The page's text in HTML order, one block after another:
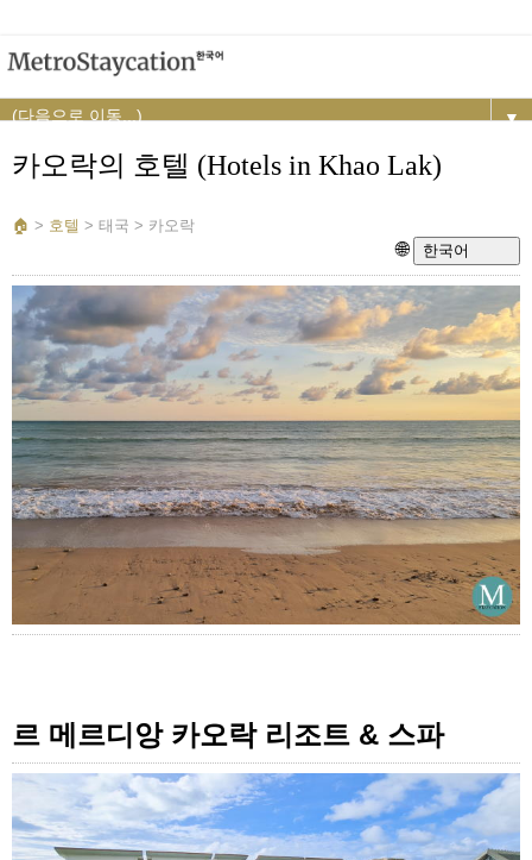
▼
카오락의 호텔 (Hotels in Khao Lak)
🏠︎ > 호텔 > 태국 > 카오락
🌐 한국어
르 메르디앙 카오락 리조트 & 스파